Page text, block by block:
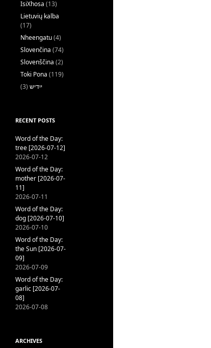
IsiXhosa (13)
Lietuvių kalba
(17)
Nheengatu(4)
Slovenčina (74)
Slovenščina (2)
Toki Pona (119)
ייִדיש (3)
RECENT POSTS
Word of the Day:
tree [2026-07-12]
2026-07-12
Word of the Day:
mother [2026-07-
11]
2026-07-11
Word of the Day:
dog [2026-07-10]
2026-07-10
Word of the Day:
the Sun [2026-07-
09]
2026-07-09
Word of the Day:
garlic [2026-07-
08]
2026-07-08
ARCHIVES